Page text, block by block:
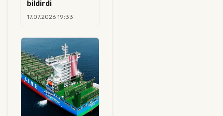
bildirdi
17.07.2026 19:33